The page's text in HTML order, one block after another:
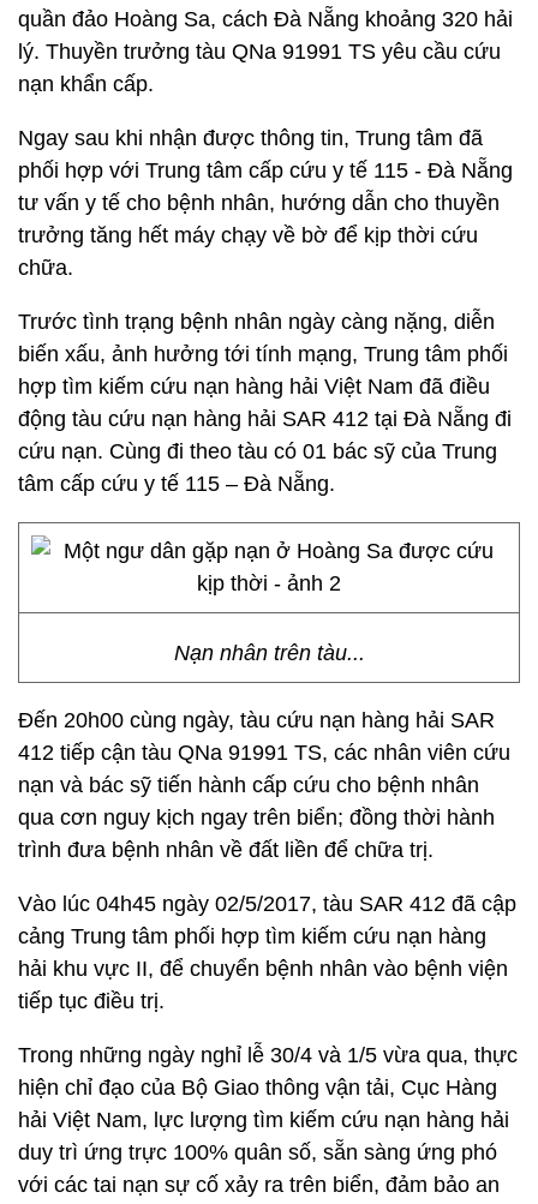
quần đảo Hoàng Sa, cách Đà Nẵng khoảng 320 hải
lý. Thuyền trưởng tàu QNa 91991 TS yêu cầu cứu
nạn khẩn cấp.
Ngay sau khi nhận được thông tin, Trung tâm đã
phối hợp với Trung tâm cấp cứu y tế 115 - Đà Nẵng
tư vấn y tế cho bệnh nhân, hướng dẫn cho thuyền
trưởng tăng hết máy chạy về bờ để kịp thời cứu
chữa.
Trước tình trạng bệnh nhân ngày càng nặng, diễn
biến xấu, ảnh hưởng tới tính mạng, Trung tâm phối
hợp tìm kiếm cứu nạn hàng hải Việt Nam đã điều
động tàu cứu nạn hàng hải SAR 412 tại Đà Nẵng đi
cứu nạn. Cùng đi theo tàu có 01 bác sỹ của Trung
tâm cấp cứu y tế 115 – Đà Nẵng.
Nạn nhân trên tàu...
Đến 20h00 cùng ngày, tàu cứu nạn hàng hải SAR
412 tiếp cận tàu QNa 91991 TS, các nhân viên cứu
nạn và bác sỹ tiến hành cấp cứu cho bệnh nhân
qua cơn nguy kịch ngay trên biển; đồng thời hành
trình đưa bệnh nhân về đất liền để chữa trị.
Vào lúc 04h45 ngày 02/5/2017, tàu SAR 412 đã cập
cảng Trung tâm phối hợp tìm kiếm cứu nạn hàng
hải khu vực II, để chuyển bệnh nhân vào bệnh viện
tiếp tục điều trị.
Trong những ngày nghỉ lễ 30/4 và 1/5 vừa qua, thực
hiện chỉ đạo của Bộ Giao thông vận tải, Cục Hàng
hải Việt Nam, lực lượng tìm kiếm cứu nạn hàng hải
duy trì ứng trực 100% quân số, sẵn sàng ứng phó
với các tai nạn sự cố xảy ra trên biển, đảm bảo an